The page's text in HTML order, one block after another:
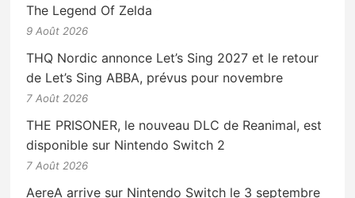
The Legend Of Zelda
9 Août 2026
THQ Nordic annonce Let’s Sing 2027 et le retour
de Let’s Sing ABBA, prévus pour novembre
7 Août 2026
THE PRISONER, le nouveau DLC de Reanimal, est
disponible sur Nintendo Switch 2
7 Août 2026
AereA arrive sur Nintendo Switch le 3 septembre